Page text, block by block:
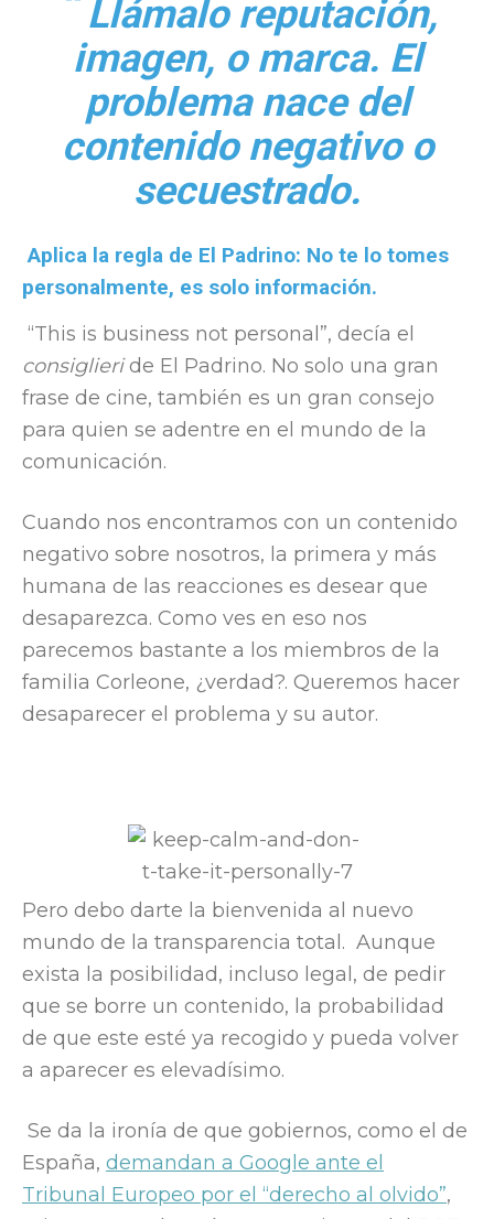
Llámalo reputación,
imagen, o marca. El
problema nace del
contenido negativo o
secuestrado.
Aplica la regla de El Padrino: No te lo tomes
personalmente, es solo información.
“This is business not personal”, decía el
consiglieride El Padrino. No solo una gran
frase de cine, también es un gran consejo
para quien se adentre en el mundo de la
comunicación.
Cuando nos encontramos con un contenido
negativo sobre nosotros, la primera y más
humana de las reacciones es desear que
desaparezca. Como ves en eso nos
parecemos bastante a los miembros de la
familia Corleone, ¿verdad?. Queremos hacer
desaparecer el problema y su autor.
Pero debo darte la bienvenida al nuevo
mundo de la transparencia total. Aunque
exista la posibilidad, incluso legal, de pedir
que se borre un contenido, la probabilidad
de que este esté ya recogido y pueda volver
a aparecer es elevadísimo.
Se da la ironía de que gobiernos, como el de
España, demandan a Google ante el
Tribunal Europeo por el “derecho al olvido”,